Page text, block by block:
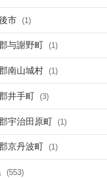
市 (1)
与謝野町 (1)
南山城村 (1)
井手町 (3)
宇治田原町 (1)
京丹波町 (1)
(553)